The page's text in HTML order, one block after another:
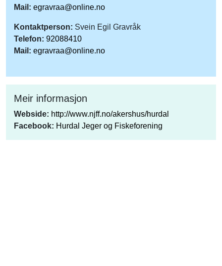
Mail: egravraa@online.no
Kontaktperson: Svein Egil Gravråk
Telefon: 92088410
Mail: egravraa@online.no
Meir informasjon
Webside: http://www.njff.no/akershus/hurdal
Facebook: Hurdal Jeger og Fiskeforening